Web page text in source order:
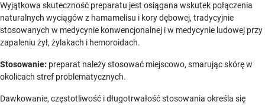
Wyjątkowa skuteczność preparatu jest osiągana wskutek połączenia
naturalnych wyciągów z hamamelisu i kory dębowej, tradycyjnie
stosowanych w medycynie konwencjonalnej i w medycynie ludowej przy
zapaleniu żył, żylakach i hemoroidach.
Stosowanie: preparat należy stosować miejscowo, smarując skórę w
okolicach stref problematycznych.
Dawkowanie, częstotliwość i długotrwałość stosowania określa się